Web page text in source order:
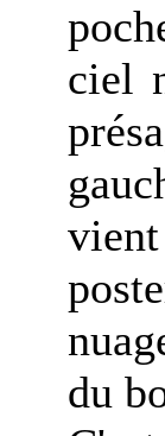
ciel
du